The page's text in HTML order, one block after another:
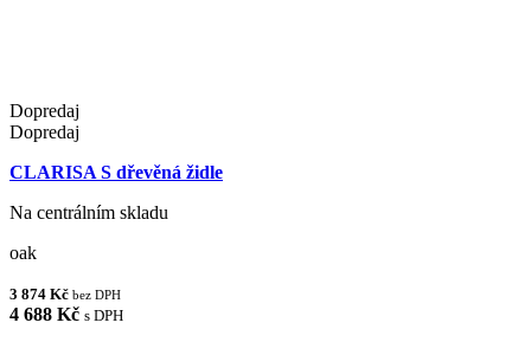
Dopredaj
Dopredaj
CLARISA S dřevěná židle
Na centrálním skladu
oak
3 874 Kč bez DPH
4 688 Kč s DPH